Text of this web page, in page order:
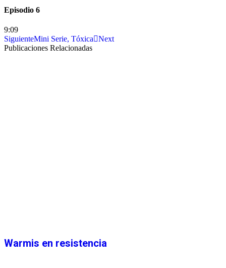
Episodio 6
9:09
SiguienteMini Serie, Tóxica
Next
Publicaciones Relacionadas
Warmis en resistencia